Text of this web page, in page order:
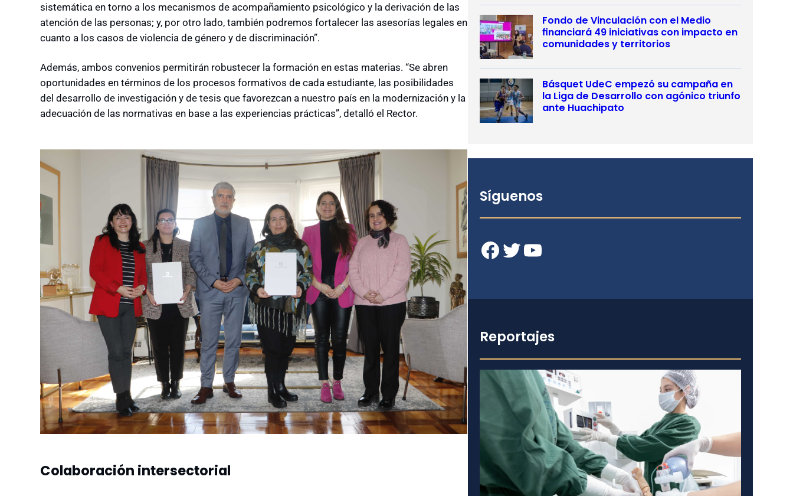
sistemática en torno a los mecanismos de acompañamiento psicológico y la derivación de las
atención de las personas; y, por otro lado, también podremos fortalecer las asesorías legales en
cuanto a los casos de violencia de género y de discriminación”.
Además, ambos convenios permitirán robustecer la formación en estas materias. “Se abren
oportunidades en términos de los procesos formativos de cada estudiante, las posibilidades
del desarrollo de investigación y de tesis que favorezcan a nuestro país en la modernización y la
adecuación de las normativas en base a las experiencias prácticas”, detalló el Rector.
Colaboración intersectorial
Fondo de Vinculación con el Medio
financiará 49 iniciativas con impacto en
comunidades y territorios
Básquet UdeC empezó su campaña en
la Liga de Desarrollo con agónico triunfo
ante Huachipato
Síguenos
Facebook Twitter YouTube
Reportajes